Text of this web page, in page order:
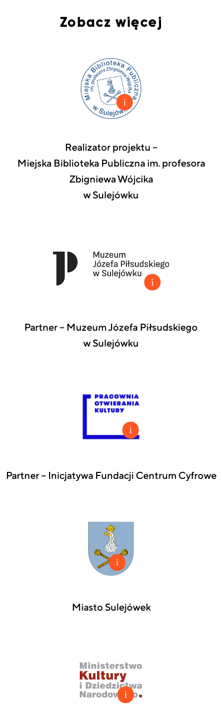
Zobacz więcej
Realizator projektu –
Miejska Biblioteka Publiczna im. profesora
Zbigniewa Wójcika
w Sulejówku
Partner – Muzeum Józefa Piłsudskiego
w Sulejówku
Partner – Inicjatywa Fundacji Centrum Cyfrowe
Miasto Sulejówek